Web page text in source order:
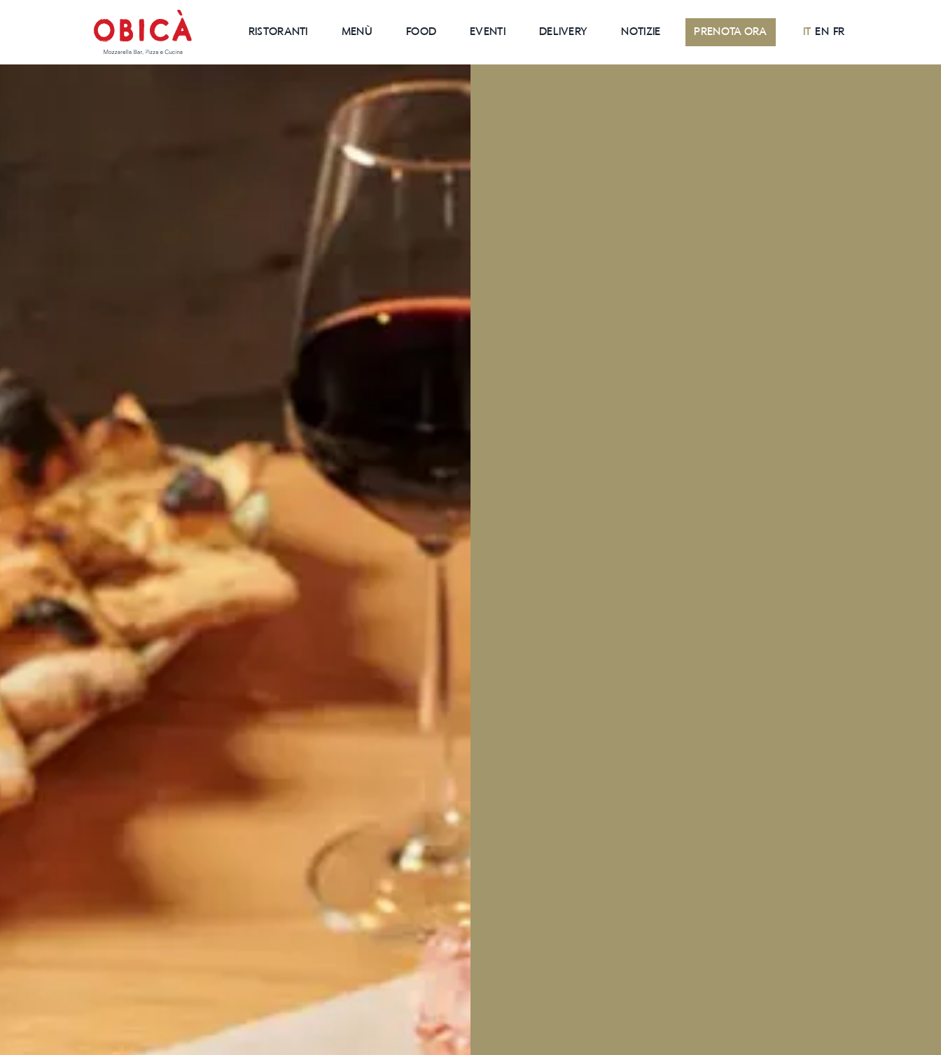
RISTORANTI MENÙ FOOD EVENTI DELIVERY NOTIZIE PRENOTA ORA IT EN FR